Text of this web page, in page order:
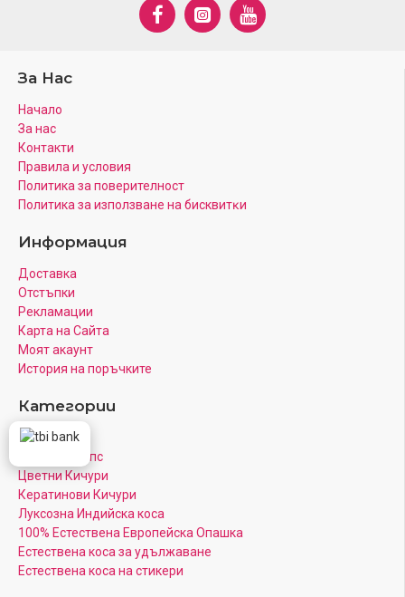
За Нас
Начало
За нас
Контакти
Правила и условия
Политика за поверителност
Πoлитика зa изпoлзвaнe нa бисквитĸи
Информация
Доставка
Отстъпки
Рекламации
Карта на Сайта
Моят акаунт
История на поръчките
Категории
Канеколон
Коса на Клипс
Цветни Кичури
Кератинови Кичури
Луксозна Индийска коса
100% Естествена Европейска Опашка
Естествена коса за удължаване
Естествена коса на стикери